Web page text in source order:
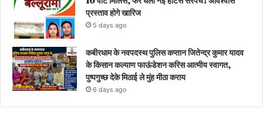
प्रस्ताव होगे खारिज
5 days ago
कबीरधाम के नवपदस्थ पुलिस कप्तान जितेन्द्र कुमार यादव
के किसान कल्याण फाऊंडेशन करिस आत्मीय स्वागत,
पुष्पगुच्छ देके मिठाई ले मुंह मीठा कराय
6 days ago